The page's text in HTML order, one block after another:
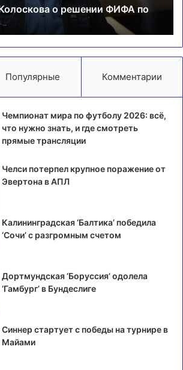
о решении ФИФА по
Популярные Комментарии
Чемпионат мира по футболу 2026: всё,
что нужно знать, и где смотреть
прямые трансляции
Челси потерпел крупное поражение от
Эвертона в АПЛ
Калининградская ‘Балтика’ победила
‘Сочи’ с разгромным счетом
Дортмундская ‘Боруссия’ одолела
‘Гамбург’ в Бундеслиге
Синнер стартует с победы на турнире в
Майами